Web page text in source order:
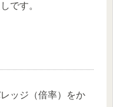
です。
ッジ（倍率）をか